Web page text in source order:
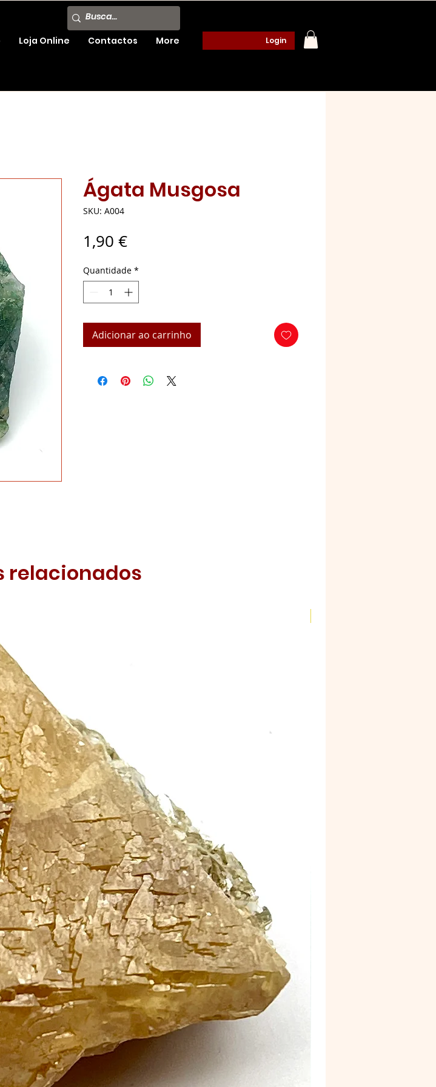
Loja Online Contactos More Login
Ágata Musgosa
SKU: A004
1,90 €Preço
Quantidade *
Adicionar ao carrinho
relacionados